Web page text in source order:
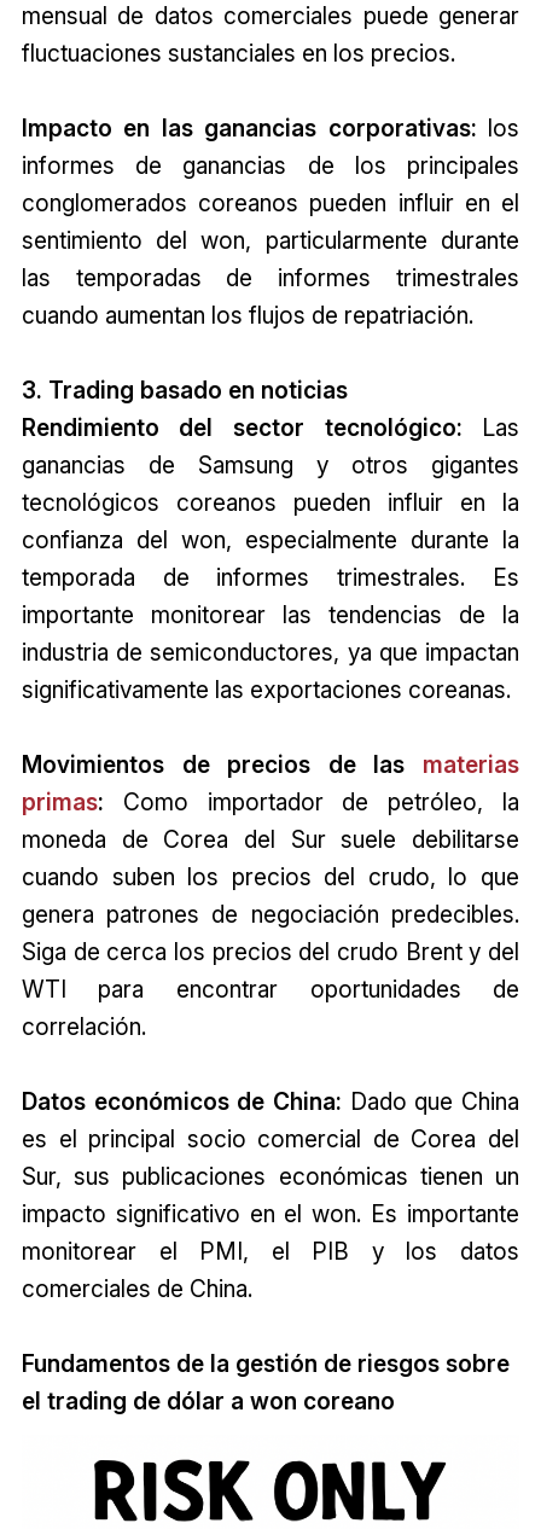
mensual de datos comerciales puede generar
fluctuaciones sustanciales en los precios.
Impacto en las ganancias corporativas: los
informes de ganancias de los principales
conglomerados coreanos pueden influir en el
sentimiento del won, particularmente durante
las temporadas de informes trimestrales
cuando aumentan los flujos de repatriación.
3. Trading basado en noticias
Rendimiento del sector tecnológico: Las
ganancias de Samsung y otros gigantes
tecnológicos coreanos pueden influir en la
confianza del won, especialmente durante la
temporada de informes trimestrales. Es
importante monitorear las tendencias de la
industria de semiconductores, ya que impactan
significativamente las exportaciones coreanas.
Movimientos de precios de las materias
primas: Como importador de petróleo, la
moneda de Corea del Sur suele debilitarse
cuando suben los precios del crudo, lo que
genera patrones de negociación predecibles.
Siga de cerca los precios del crudo Brent y del
WTI para encontrar oportunidades de
correlación.
Datos económicos de China: Dado que China
es el principal socio comercial de Corea del
Sur, sus publicaciones económicas tienen un
impacto significativo en el won. Es importante
monitorear el PMI, el PIB y los datos
comerciales de China.
Fundamentos de la gestión de riesgos sobre
el trading de dólar a won coreano